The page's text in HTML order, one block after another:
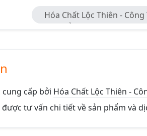
Hóa Chất Lộc Thiên -
Phát Triển Lộc Thiên
cấp bởi Hóa Chất Lộc Thiên -
được tư vấn chi tiết về sản phẩm và